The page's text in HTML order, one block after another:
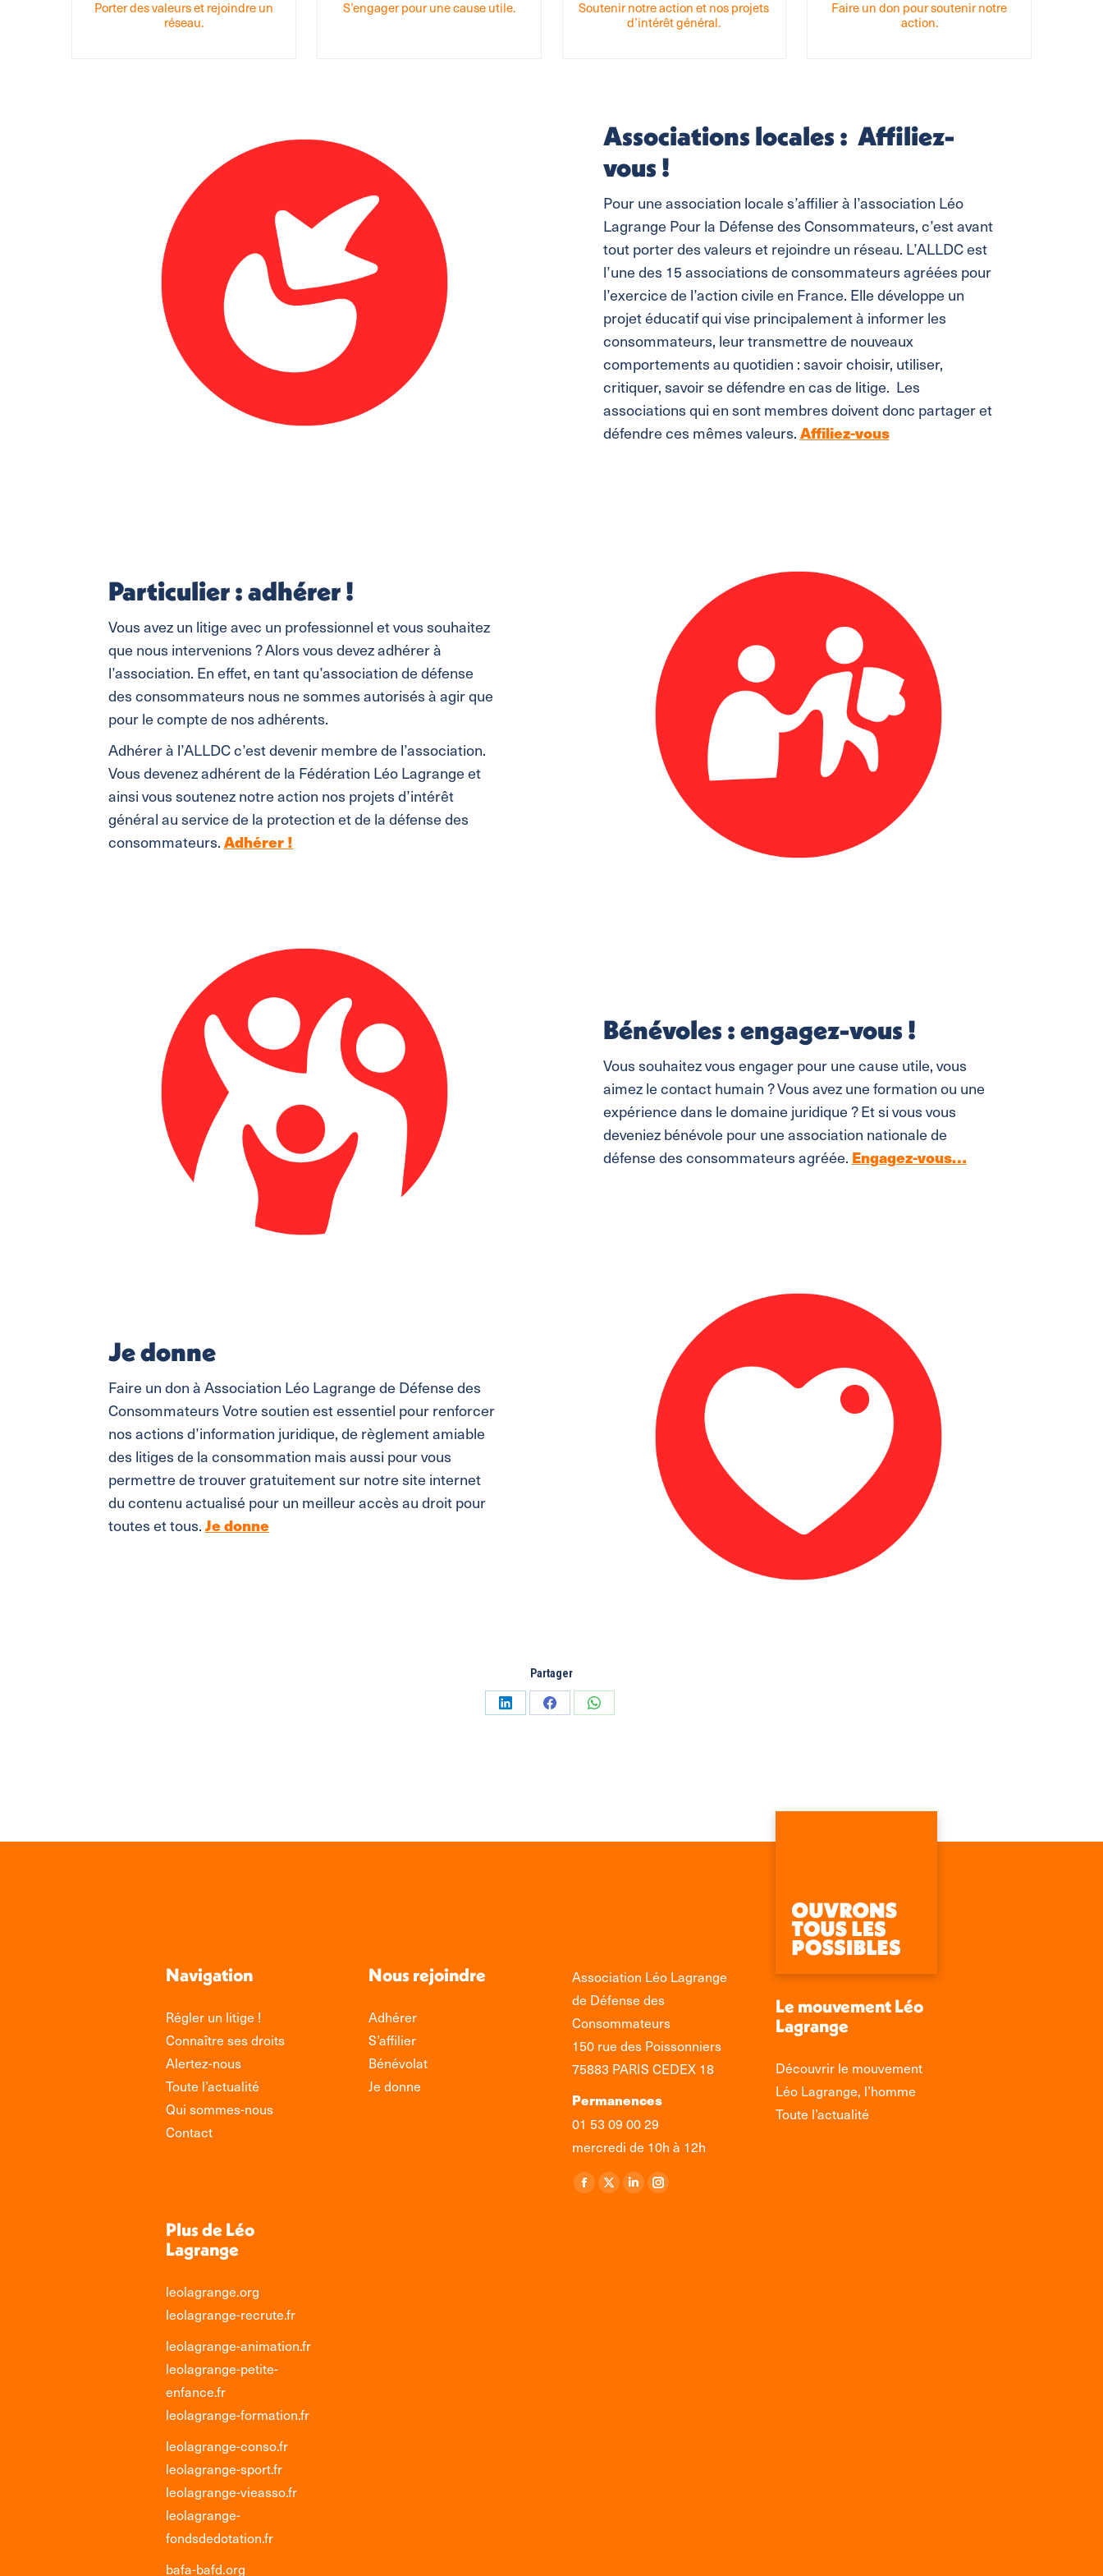
Porter des valeurs et rejoindre un
réseau.
S’engager pour une cause utile.
Soutenir notre action et nos projets
d’intérêt général.
Faire un don pour soutenir notre
action.
Associations locales : Affiliez-
vous !
Pour une association locale s’affilier à l’association Léo
Lagrange Pour la Défense des Consommateurs, c’est avant
tout porter des valeurs et rejoindre un réseau. L’ALLDC est
l’une des 15 associations de consommateurs agréées pour
l’exercice de l’action civile en France. Elle développe un
projet éducatif qui vise principalement à informer les
consommateurs, leur transmettre de nouveaux
comportements au quotidien : savoir choisir, utiliser,
critiquer, savoir se défendre en cas de litige. Les
associations qui en sont membres doivent donc partager et
défendre ces mêmes valeurs.Affiliez-vous
Particulier : adhérer !
Vous avez un litige avec un professionnel et vous souhaitez
que nous intervenions ? Alors vous devez adhérer à
l’association. En effet, en tant qu’association de défense
des consommateurs nous ne sommes autorisés à agir que
pour le compte de nos adhérents.
Adhérer à l’ALLDC c’est devenir membre de l’association.
Vous devenez adhérent de la Fédération Léo Lagrange et
ainsi vous soutenez notre action nos projets d’intérêt
général au service de la protection et de la défense des
consommateurs.Adhérer !
Bénévoles : engagez-vous !
Vous souhaitez vous engager pour une cause utile, vous
aimez le contact humain ? Vous avez une formation ou une
expérience dans le domaine juridique ? Et si vous vous
deveniez bénévole pour une association nationale de
défense des consommateurs agréée. Engagez-vous…
Je donne
Faire un don à Association Léo Lagrange de Défense des
Consommateurs Votre soutien est essentiel pour renforcer
nos actions d’information juridique, de règlement amiable
des litiges de la consommation mais aussi pour vous
permettre de trouver gratuitement sur notre site internet
du contenu actualisé pour un meilleur accès au droit pour
toutes et tous.Je donne
Partager
PartagerPartagerPartager
Navigation
Régler un litige !
Connaître ses droits
Alertez-nous
Toute l’actualité
Qui sommes-nous
Contact
Nous rejoindre
Adhérer
S’affilier
Bénévolat
Je donne
Association Léo Lagrange
de Défense des
Consommateurs
150 rue des Poissonniers
75883 PARIS CEDEX 18
Permanences
01 53 09 00 29
mercredi de 10h à 12h
Retrouvez-nous sur :
La
La
La
La
Le mouvement Léo
Lagrange
Découvrir le mouvement
Léo Lagrange, l’homme
Toute l’actualité
Plus de Léo
Lagrange
leolagrange.org
leolagrange-recrute.fr
leolagrange-animation.fr
leolagrange-petite-
enfance.fr
leolagrange-formation.fr
leolagrange-conso.fr
leolagrange-sport.fr
leolagrange-vieasso.fr
leolagrange-
fondsdedotation.fr
bafa-bafd.org